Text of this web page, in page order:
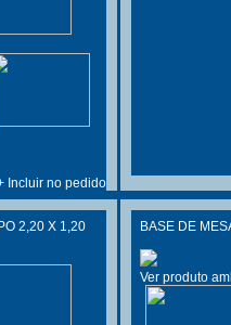
Incluir no pedido
2,20 X 1,20
BASE DE
Ver produto